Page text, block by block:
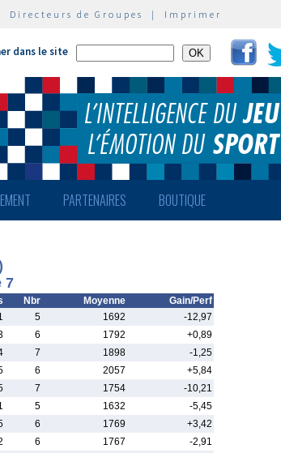
Directeurs de Groupes | Imprimer
dans le site
PARTENAIRES BOUTIQUE
7
Nbr Moyenne
Gain/Perf
5 1692
-12,97
6 1792
+0,89
7 1898
-1,25
6 2057
+5,84
7 1754
-10,21
5 1632
-5,45
6 1769
+3,42
6 1767
-2,91